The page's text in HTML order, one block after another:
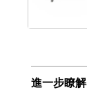
進一步瞭解